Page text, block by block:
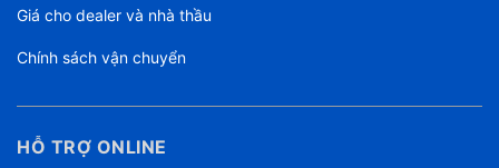
Giá cho dealer và nhà thầu
Chính sách vận chuyển
HỖ TRỢ ONLINE